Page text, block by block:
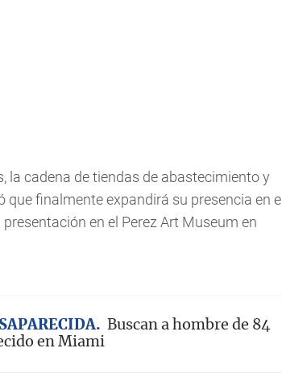
la cadena de tiendas de abastecimiento y
finalmente expandirá su presencia en el
en el Perez Art Museum en
Buscan a hombre de 84
en Miami